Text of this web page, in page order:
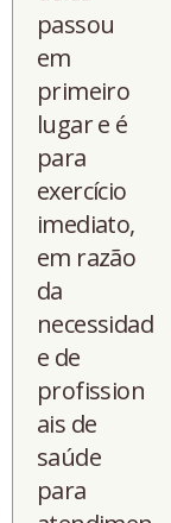
passou
em
primeiro
lugar e é
para
exercício
imediato,
em razão
da
necessidad
e de
profission
ais de
saúde
para